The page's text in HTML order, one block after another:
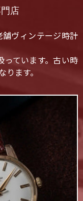
店
舗ヴィンテージ時計
っています。古い時
ます。